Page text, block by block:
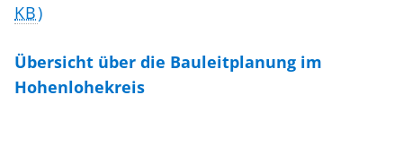
KB)
Übersicht über die Bauleitplanung im
Hohenlohekreis